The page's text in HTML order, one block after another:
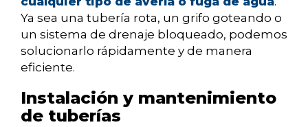
Ya sea una tubería rota, un grifo goteando o
un sistema de drenaje bloqueado, podemos
solucionarlo rápidamente y de manera
eficiente.
Instalación y mantenimiento
de tuberías